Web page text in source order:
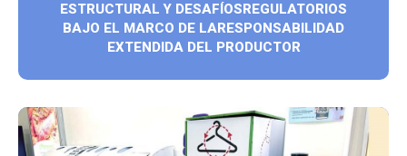
ESTRUCTURAL Y DESAFÍOSREGULATORIOS
BAJO EL MARCO DE LARESPONSABILIDAD
EXTENDIDA DEL PRODUCTOR